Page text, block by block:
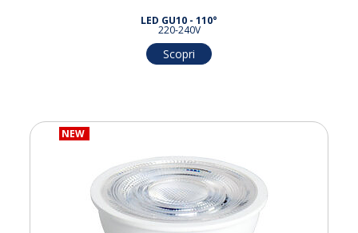
LED GU10 - 110°
220-240V
Scopri
NEW